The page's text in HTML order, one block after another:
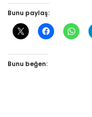
Bunu paylaş:
Bunu beğen: